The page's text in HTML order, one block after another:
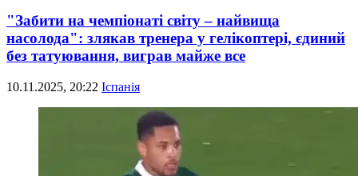
"Забити на чемпіонаті світу – найвища
насолода": злякав тренера у гелікоптері, єдиний
без татуювання, виграв майже все
10.11.2025, 20:22 Іспанія